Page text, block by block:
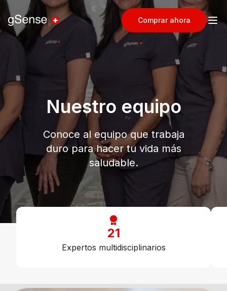
Comprar ahora
Nuestro equipo
Conoce al equipo que trabaja
duro para hacer tu vida más
saludable.
21
Expertos multidisciplinarios